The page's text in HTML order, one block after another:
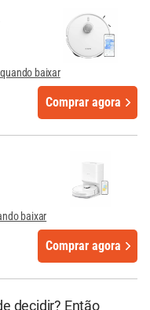
baixar
Comprar agora
baixar
Comprar agora
decidir? Então